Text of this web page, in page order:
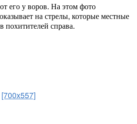
его у воров. На этом фото
на стрелы, которые местные
справа.
[700x557]